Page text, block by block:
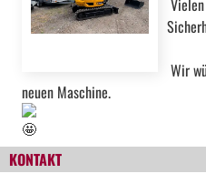
Wir
neuen Maschine.
KONTAKT